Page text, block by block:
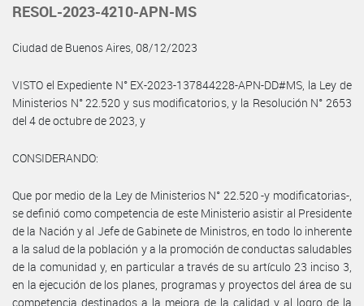
RESOL-2023-4210-APN-MS
Ciudad de Buenos Aires, 08/12/2023
VISTO el Expediente N° EX-2023-137844228-APN-DD#MS, la Ley de
Ministerios N° 22.520 y sus modificatorios, y la Resolución N° 2653
del 4 de octubre de 2023, y
CONSIDERANDO:
Que por medio de la Ley de Ministerios N° 22.520 -y modificatorias-,
se definió como competencia de este Ministerio asistir al Presidente
de la Nación y al Jefe de Gabinete de Ministros, en todo lo inherente
a la salud de la población y a la promoción de conductas saludables
de la comunidad y, en particular a través de su artículo 23 inciso 3,
en la ejecución de los planes, programas y proyectos del área de su
competencia destinados a la mejora de la calidad y al logro de la